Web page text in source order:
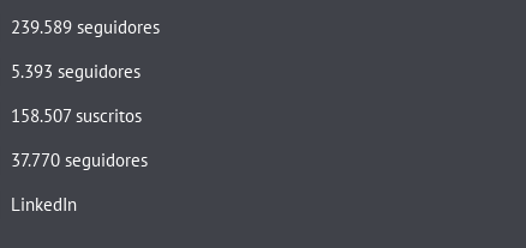
239.589 seguidores
5.393 seguidores
158.507 suscritos
37.770 seguidores
LinkedIn